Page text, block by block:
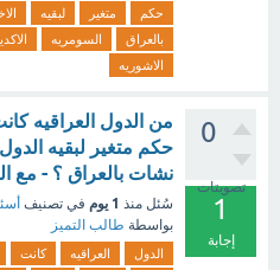
حكم
متغير لبقيه
بالعراق
السومريه
الاشوريه
0
تصويتات
1
إجابة
من الدول العراقيه
حكم متغير لبقيه
نشات بالعراق ؟ - مع
سُئل منذ 1 يوم في تصنيف
بواسطة طالب التميز
الدول العراقيه كانت